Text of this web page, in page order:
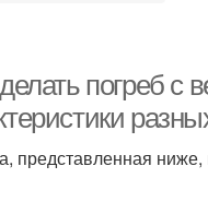
погреб
представленная